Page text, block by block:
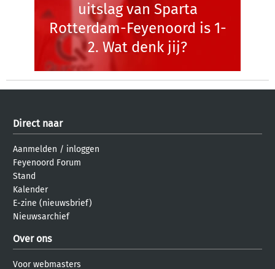
uitslag van Sparta
Rotterdam-Feyenoord is 1-
2. Wat denk jij?
Direct naar
Aanmelden / inloggen
Feyenoord Forum
Stand
Kalender
E-zine (nieuwsbrief)
Nieuwsarchief
Over ons
Voor webmasters